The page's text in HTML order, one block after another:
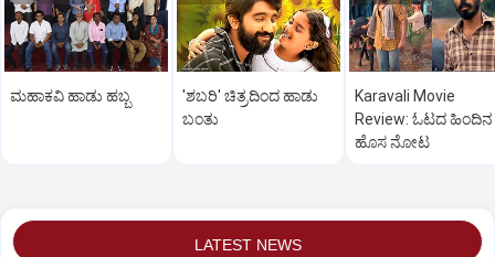
ಮಹಾಕವಿ ಹಾಡು ಹಬ್ಬ
'ಶಬರಿ' ಚಿತ್ರದಿಂದ ಹಾಡು
ಬಂತು
Karavali Movie
Review: ಓಟದ ಹಿಂದಿನ
ಹೊಸ ನೋಟ
LATEST NEWS